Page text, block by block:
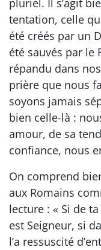
pluriel. Il s’agit
tentation, celle
été créés par un
été sauvés par le
répandu dans
prière que nous
soyons jamais
bien celle-là :
amour, de sa
confiance, nous
On comprend
aux Romains
lecture : « Si de
est Seigneur, si
l’a ressuscité